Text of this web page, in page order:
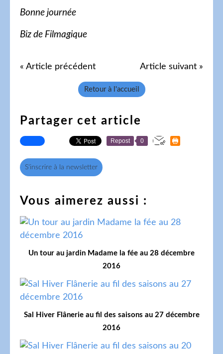
Bonne journée
Biz de Filmagique
« Article précédent Article suivant »
Retour à l'accueil
Partager cet article
Repost 0
S'inscrire à la newsletter
Vous aimerez aussi :
Un tour au jardin Madame la fée au 28 décembre
2016
Sal Hiver Flânerie au fil des saisons au 27 décembre
2016